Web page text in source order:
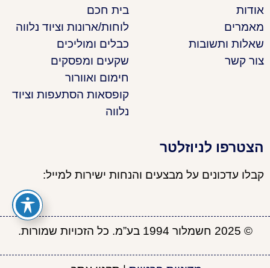
אודות
מאמרים
שאלות ותשובות
צור קשר
בית חכם
לוחות/ארונות וציוד נלווה
כבלים ומוליכים
שקעים ומפסקים
חימום ואוורור
קופסאות הסתעפות וציוד
נלווה
הצטרפו לניוזלטר
קבלו עדכונים על מבצעים והנחות ישירות למייל:
© 2025 חשמלור 1994 בע”מ. כל הזכויות שמורות.